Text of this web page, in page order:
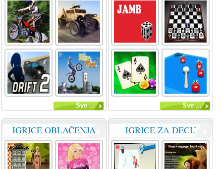
Sve ... Sve ...
IGRICE OBLAČENJA IGRICE ZA DECU